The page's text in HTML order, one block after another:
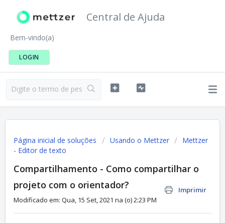
Central de Ajuda
Bem-vindo(a)
LOGIN
Página inicial de soluções Usando o Mettzer
Mettzer
- Editor de texto
Compartilhamento - Como compartilhar o
projeto com o orientador?
Imprimir
Modificado em: Qua, 15 Set, 2021 na (o) 2:23 PM